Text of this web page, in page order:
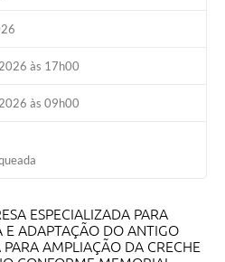
às 17h00
às 09h00
ESPECIALIZADA PARA
E ADAPTAÇÃO DO ANTIGO
AMPLIAÇÃO DA CRECHE